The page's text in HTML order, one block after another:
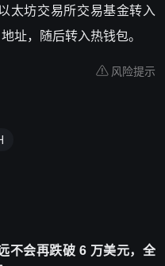
太坊交易所交易基金转入
址，随后转入热钱包。
风险提示
不会再跌破 6 万美元，全